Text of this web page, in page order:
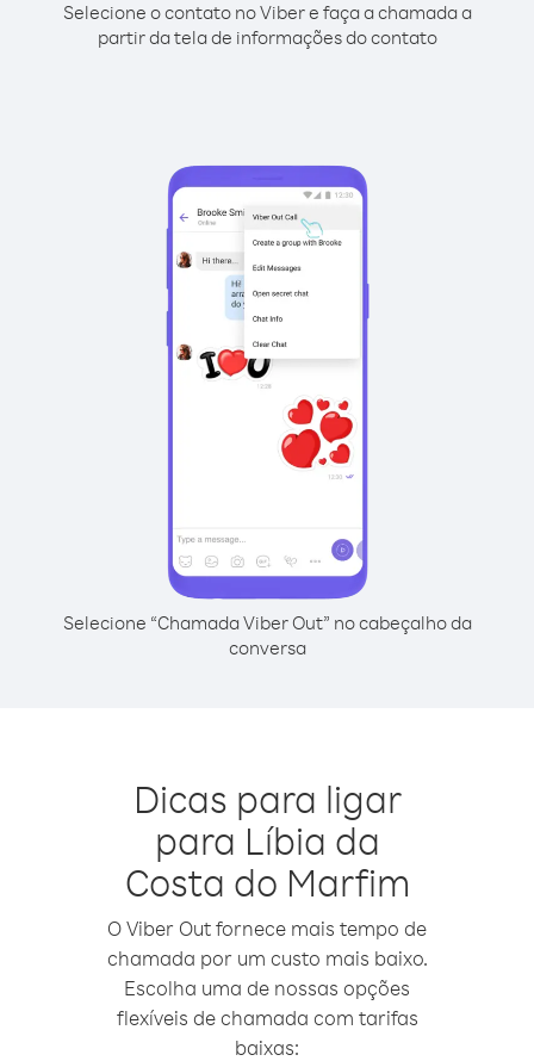
Selecione o contato no Viber e faça a chamada a
partir da tela de informações do contato
Selecione “Chamada Viber Out” no cabeçalho da
conversa
Dicas para ligar
para Líbia da
Costa do Marfim
O Viber Out fornece mais tempo de
chamada por um custo mais baixo.
Escolha uma de nossas opções
flexíveis de chamada com tarifas
baixas: